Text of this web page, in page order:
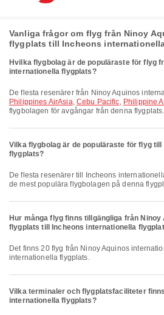
Vanliga frågor om flyg från Ninoy
flygplats till Incheons
Hvilka flygbolag är de populäraste för flyg
internationella flygplats?
De flesta resenärer från Ninoy Aquinos
Philippines AirAsia, Cebu Pacific, Philippine
flygbolagen för avgångar från denna flygplats.
Vilka flygbolag är de populäraste för flyg
flygplats?
De flesta resenärer till Incheons
de mest populära flygbolagen på denna
Hur många flyg finns tillgängliga från
flygplats till Incheons internationella
Det finns 20 flyg från Ninoy Aquinos internationella flygplats till Incheons
internationella flygplats.
Vilka terminaler och flygplatsfaciliteter
internationella flygplats?